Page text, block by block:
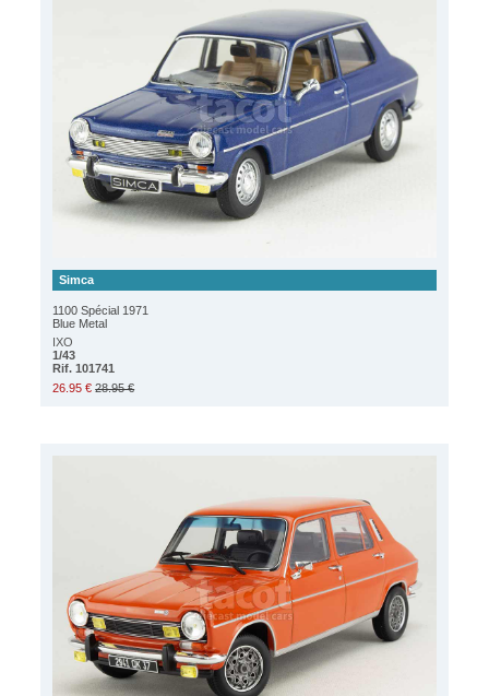
Simca
1100 Spécial 1971
Blue Metal
IXO
1/43
Rif. 101741
26.95 € 28.95 €